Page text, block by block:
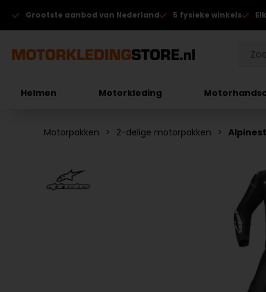
Grootste aanbod van Nederland 5 fysieke winkels
Helmen Motorkleding
Motorpakken 2-delige motorpakken